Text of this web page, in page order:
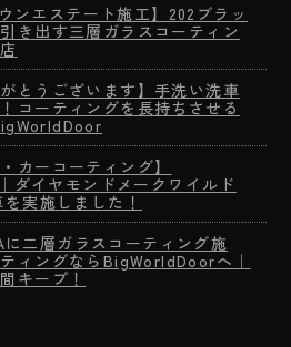
ンエステート施工】202ブラッ
き出す三層ガラスコーティン
とうございます】手洗い洗車
コーティングを長持ちさせる
カーコーティング】
ダイヤモンドメークワイルド
実施しました！
に二層ガラスコーティング施
ィングならBigWorldDoorへ｜
キープ！